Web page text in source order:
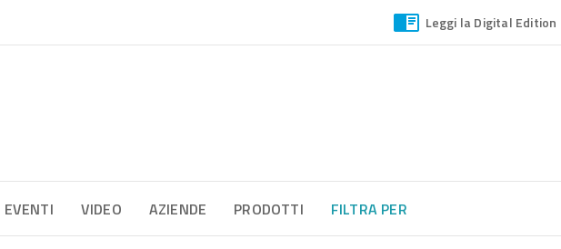
Leggi la Digital Edition
EVENTI VIDEO AZIENDE PRODOTTI FILTRA PER